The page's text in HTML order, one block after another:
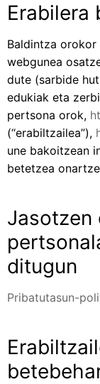
Erabilera
Baldintza orokor
webgunea
dute (sarbide
edukiak eta
pertsona orok,
(“erabiltzailea”),
une bakoitzean
betetzea
Jasotzen
ditugun
Pribatutasun-